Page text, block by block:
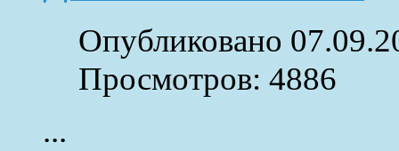
Опубликовано
Просмотров: 4886
...